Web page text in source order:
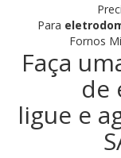
Para
Fornos
Faça
de
ligue e